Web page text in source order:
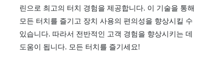
린으로 최고의 터치 경험을 제공합니다. 이 기술을 통해
모든 터치를 즐기고 장치 사용의 편의성을 향상시킬 수
있습니다. 따라서 전반적인 고객 경험을 향상시키는 데
도움이 됩니다. 모든 터치를 즐기세요!